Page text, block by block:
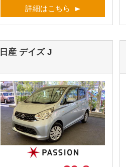
詳細はこちら
日産 デイズ J